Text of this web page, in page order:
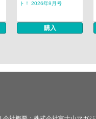
ト！ 2026年9月号
購入